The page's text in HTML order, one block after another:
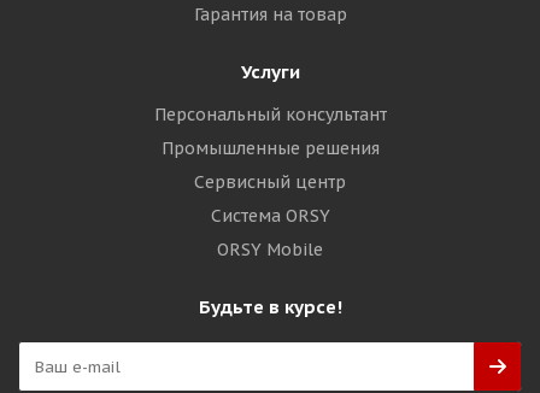
Гарантия на товар
Услуги
Персональный консультант
Промышленные решения
Сервисный центр
Система ORSY
ORSY Mobile
Будьте в курсе!